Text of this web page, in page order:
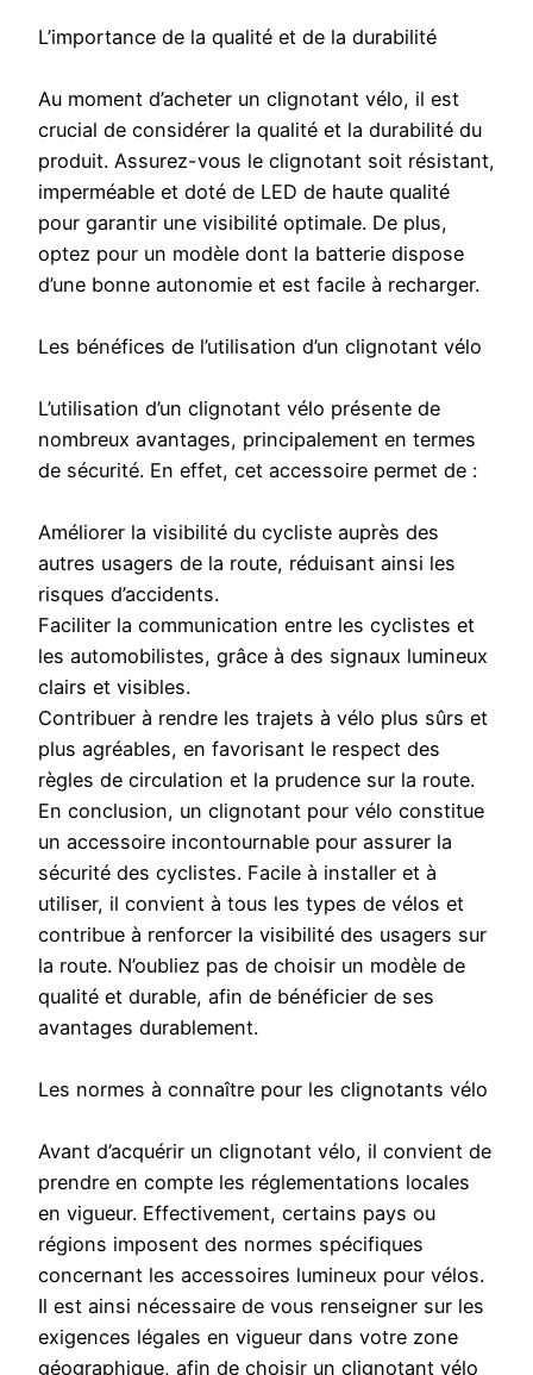
L’importance de la qualité et de la durabilité
Au moment d’acheter un clignotant vélo, il est
crucial de considérer la qualité et la durabilité du
produit. Assurez-vous le clignotant soit résistant,
imperméable et doté de LED de haute qualité
pour garantir une visibilité optimale. De plus,
optez pour un modèle dont la batterie dispose
d’une bonne autonomie et est facile à recharger.
Les bénéfices de l’utilisation d’un clignotant vélo
L’utilisation d’un clignotant vélo présente de
nombreux avantages, principalement en termes
de sécurité. En effet, cet accessoire permet de :
Améliorer la visibilité du cycliste auprès des
autres usagers de la route, réduisant ainsi les
risques d’accidents.
Faciliter la communication entre les cyclistes et
les automobilistes, grâce à des signaux lumineux
clairs et visibles.
Contribuer à rendre les trajets à vélo plus sûrs et
plus agréables, en favorisant le respect des
règles de circulation et la prudence sur la route.
En conclusion, un clignotant pour vélo constitue
un accessoire incontournable pour assurer la
sécurité des cyclistes. Facile à installer et à
utiliser, il convient à tous les types de vélos et
contribue à renforcer la visibilité des usagers sur
la route. N’oubliez pas de choisir un modèle de
qualité et durable, afin de bénéficier de ses
avantages durablement.
Les normes à connaître pour les clignotants vélo
Avant d’acquérir un clignotant vélo, il convient de
prendre en compte les réglementations locales
en vigueur. Effectivement, certains pays ou
régions imposent des normes spécifiques
concernant les accessoires lumineux pour vélos.
Il est ainsi nécessaire de vous renseigner sur les
exigences légales en vigueur dans votre zone
géographique, afin de choisir un clignotant vélo